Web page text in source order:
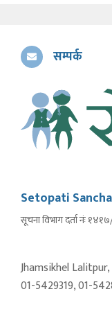
सम्पर्क
Setopati
सूचना विभाग दर्ता नंः
Jhamsikhel
01-5429319, 01-